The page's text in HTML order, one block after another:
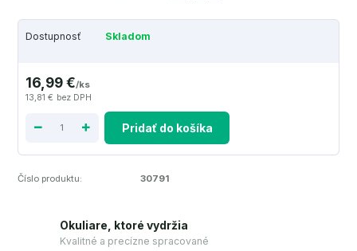
Dostupnosť Skladom
16,99 €/ks
13,81 € bez DPH
Pridať do košíka
Číslo produktu: 30791
Okuliare, ktoré vydržia
Kvalitné a precízne spracované